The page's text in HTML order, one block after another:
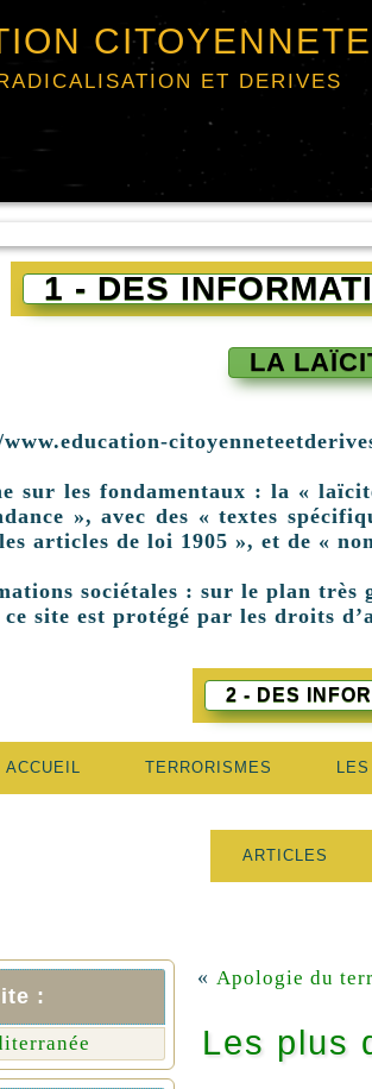
ET DERIVES
1 - DES
LA
sur les fondamentaux : la «
», avec des « textes
articles de loi 1905 », et de «
sociétales : sur le plan très
site est protégé par les droits
2 - DES
ACCUEIL TERRORISMES
ARTICLES
:
« Apologie du
Les plus